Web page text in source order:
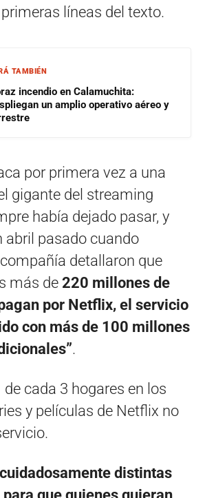
líneas del texto.
TAMBIÉN
incendio en Calamuchita:
un amplio operativo aéreo y
por primera vez a una
gigante del streaming
había dejado pasar, y
abril pasado cuando
detallaron que
más de 220 millones de
por Netflix, el servicio
con más de 100 millones
.
de cada 3 hogares en los
y películas de Netflix no
distintas